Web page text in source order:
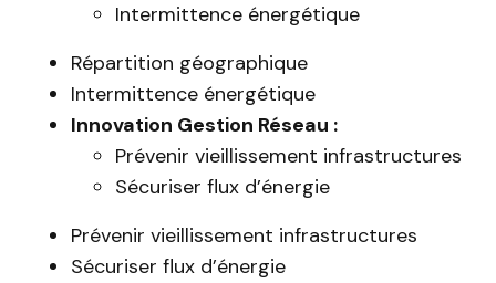
Intermittence énergétique
Répartition géographique
Intermittence énergétique
Innovation Gestion Réseau :
Prévenir vieillissement infrastructures
Sécuriser flux d’énergie
Prévenir vieillissement infrastructures
Sécuriser flux d’énergie